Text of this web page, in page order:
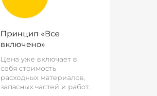
Принцип «Все
включено»
Цена уже включает в
себя стоимость
расходных материалов,
запасных частей и работ.